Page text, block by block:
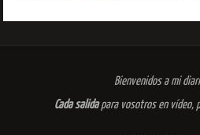
Bienvenidos a mi
Cada salidapara vosotros en vídeo,